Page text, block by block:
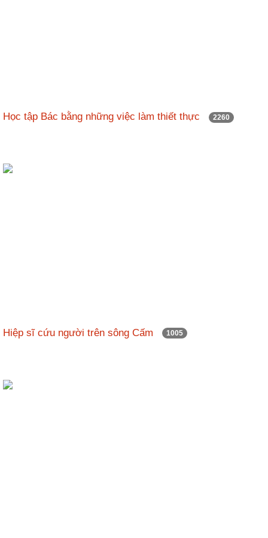
Học tập Bác bằng những việc làm thiết thực 2260
Hiệp sĩ cứu người trên sông Cấm 1005